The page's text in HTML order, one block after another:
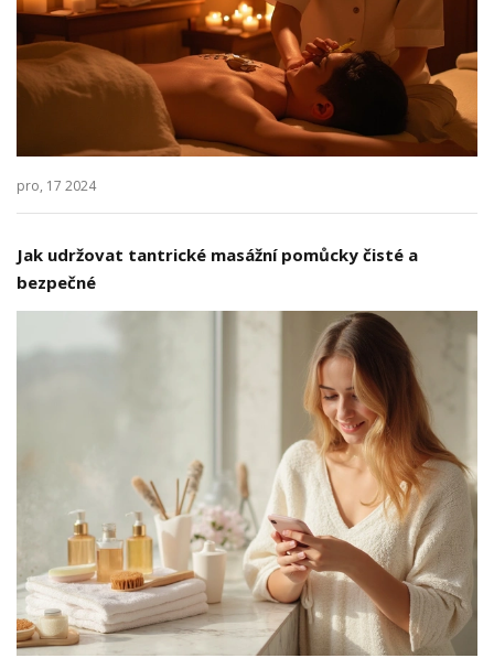
pro, 17 2024
Jak udržovat tantrické masážní pomůcky čisté a
bezpečné